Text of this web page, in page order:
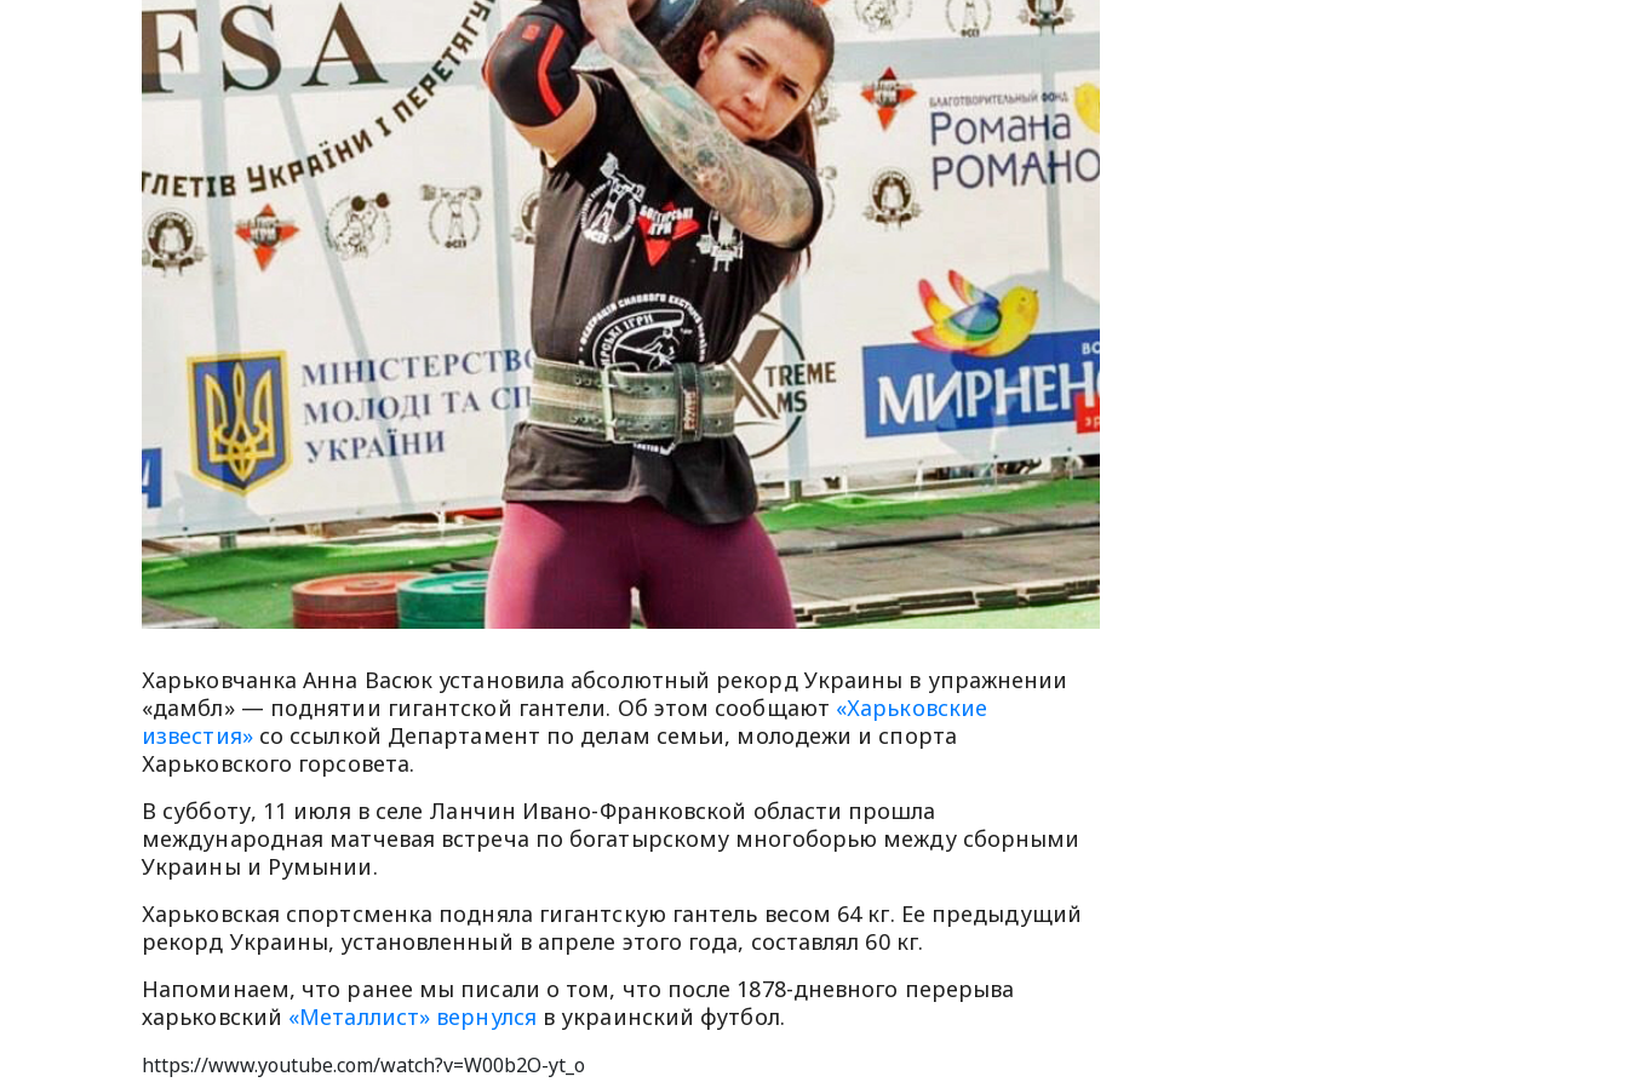
Харьковчанка Анна Васюк установила абсолютный рекорд Украины в упражнении
«дамбл» — поднятии гигантской гантели. Об этом сообщают «Харьковские
известия»со ссылкой Департамент по делам семьи, молодежи и спорта
Харьковского горсовета.
В субботу, 11 июля в селе Ланчин Ивано-Франковской области прошла
международная матчевая встреча по богатырскому многоборью между сборными
Украины и Румынии.
Харьковская спортсменка подняла гигантскую гантель весом 64 кг. Ее предыдущий
рекорд Украины, установленный в апреле этого года, составлял 60 кг.
Напоминаем, что ранее мы писали о том, что после 1878-дневного перерыва
харьковский «Металлист» вернулся в украинский футбол.
https://www.youtube.com/watch?v=W00b2O-yt_o